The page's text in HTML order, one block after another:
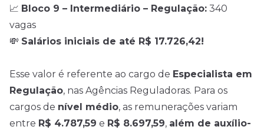
📈 Bloco 9 – Intermediário – Regulação: 340
vagas
💸 Salários iniciais de até R$ 17.726,42!
Esse valor é referente ao cargo de Especialista em
Regulação, nas Agências Reguladoras. Para os
cargos de nível médio, as remunerações variam
entre R$ 4.787,59 e R$ 8.697,59, além de auxílio-